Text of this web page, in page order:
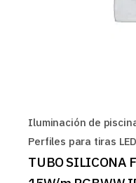
Iluminación de
Perfiles para tiras LED
TUBO SILICONA